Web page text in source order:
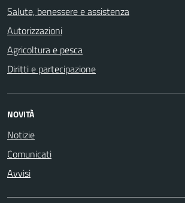
Salute, benessere e assistenza
Autorizzazioni
Agricoltura e pesca
Diritti e partecipazione
NOVITÀ
Notizie
Comunicati
Avvisi